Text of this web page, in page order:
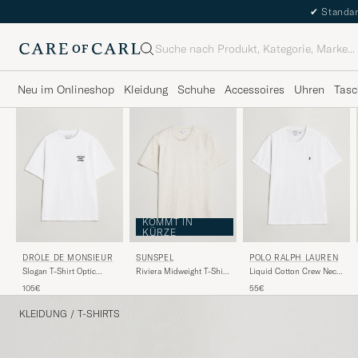
✔
Suche
Neu im Onlineshop Kleidung Schuhe Accessoires Uhren
DRÔLE DE MONSIEUR
Slogan T-Shirt Optic
105€
KOMMT IN
KÜRZE
SUNSPEL
Riviera Midweight T-Shirt
POLO RALPH LAUREN
Liquid Cotton Crew Neck
55€
KLEIDUNG / T-SHIRTS